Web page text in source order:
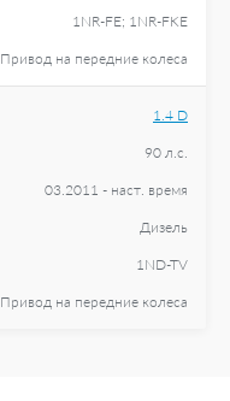
1NR-FE; 1NR-FKE
Привод на передние колеса
1.4 D
90 л.с.
03.2011 - наст. время
Дизель
1ND-TV
Привод на передние колеса